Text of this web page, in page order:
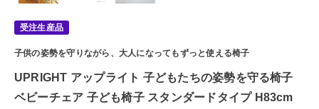
受注生産品
子供の姿勢を守りながら、大人になってもずっと使える椅子
UPRIGHT アップライト 子どもたちの姿勢を守る椅子
ベビーチェア 子ども椅子 スタンダードタイプ H83cm